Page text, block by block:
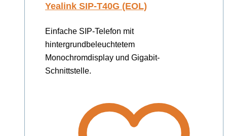
Yealink SIP-T40G (EOL)
Einfache SIP-Telefon mit
hintergrundbeleuchtetem
Monochromdisplay und Gigabit-
Schnittstelle.